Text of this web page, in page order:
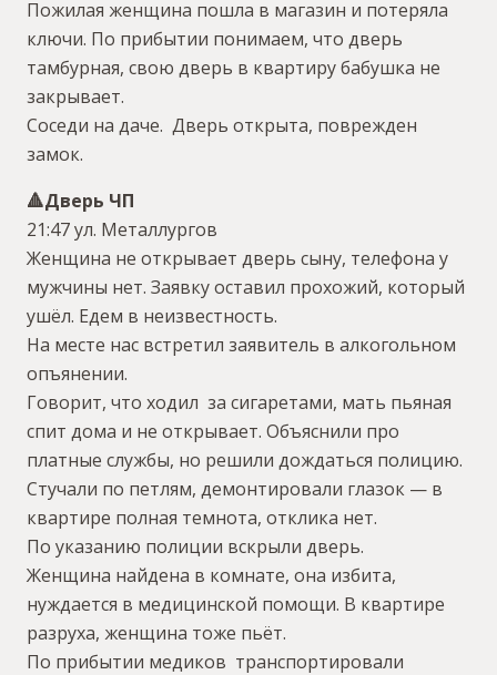
Пожилая женщина пошла в магазин и потеряла
ключи. По прибытии понимаем, что дверь
тамбурная, свою дверь в квартиру бабушка не
закрывает.
Соседи на даче. Дверь открыта, поврежден
замок.
🔺️Дверь ЧП
21:47 ул. Металлургов
Женщина не открывает дверь сыну, телефона у
мужчины нет. Заявку оставил прохожий, который
ушёл. Едем в неизвестность.
На месте нас встретил заявитель в алкогольном
опъянении.
Говорит, что ходил за сигаретами, мать пьяная
спит дома и не открывает. Объяснили про
платные службы, но решили дождаться полицию.
Стучали по петлям, демонтировали глазок — в
квартире полная темнота, отклика нет.
По указанию полиции вскрыли дверь.
Женщина найдена в комнате, она избита,
нуждается в медицинской помощи. В квартире
разруха, женщина тоже пьёт.
По прибытии медиков транспортировали